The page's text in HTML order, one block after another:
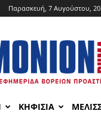
Παρασκευή, 7 Αυγούστου,
ΑΘΜΟΝΙΟΝ
ΒΗΜΑ
ΚΗΦΙΣΙΑ